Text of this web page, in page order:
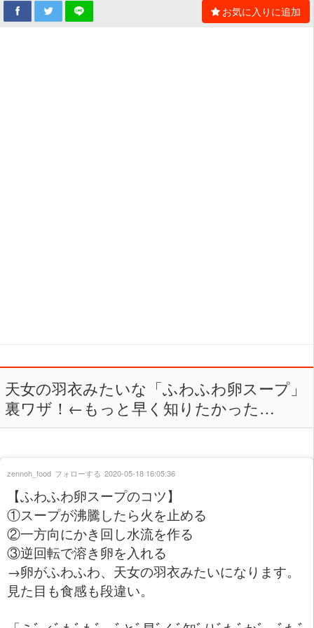
お気に入りに追加
天女の羽衣みたいな「ふわふわ卵スープ」
裏ワザ！←もっと早く知りたかった…
【ふわふわ卵スープのコツ】
①スープが沸騰したら火を止める
②一方向にかき回し水流を作る
③逆回転で溶き卵を入れる
→卵がふわふわ、天女の羽衣みたいになります。
見た目も食感も段違い。
zennoh_food フォローする 2020-05-18 16:05:36